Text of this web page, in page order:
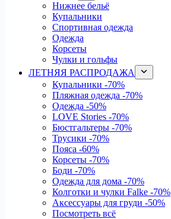
Нижнее бельё
Купальники
Спортивная одежда
Одежда
Корсеты
Чулки и гольфы
ЛЕТНЯЯ РАСПРОДАЖА
Купальники -70%
Пляжная одежда -70%
Одежда -50%
LOVE Stories -70%
Бюстгальтеры -70%
Трусики -70%
Пояса -60%
Корсеты -70%
Боди -70%
Одежда для дома -70%
Колготки и чулки Falke -70%
Аксессуары для груди -50%
Посмотреть всё